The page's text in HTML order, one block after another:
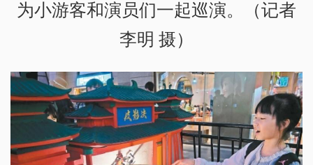
为小游客和演员们一起巡演。（记者
李明 摄）